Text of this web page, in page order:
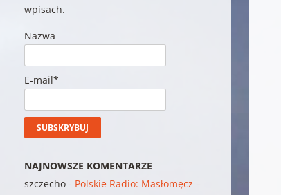
wpisach.
Nazwa
E-mail*
NAJNOWSZE KOMENTARZE
szczecho - Polskie Radio: Masłomęcz –